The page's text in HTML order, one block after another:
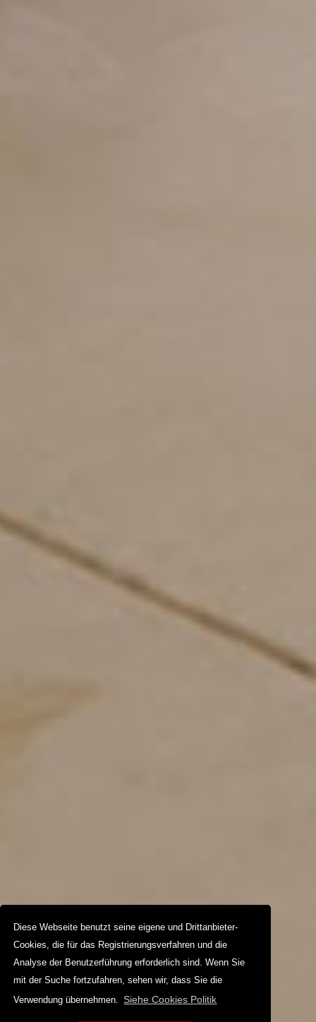
Diese Webseite benutzt seine eigene und Drittanbieter-
Cookies, die für das Registrierungsverfahren und die
Analyse der Benutzerführung erforderlich sind. Wenn Sie
mit der Suche fortzufahren, sehen wir, dass Sie die
Verwendung übernehmen. Siehe Cookies Politik